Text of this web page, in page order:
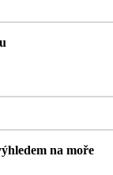
na moře